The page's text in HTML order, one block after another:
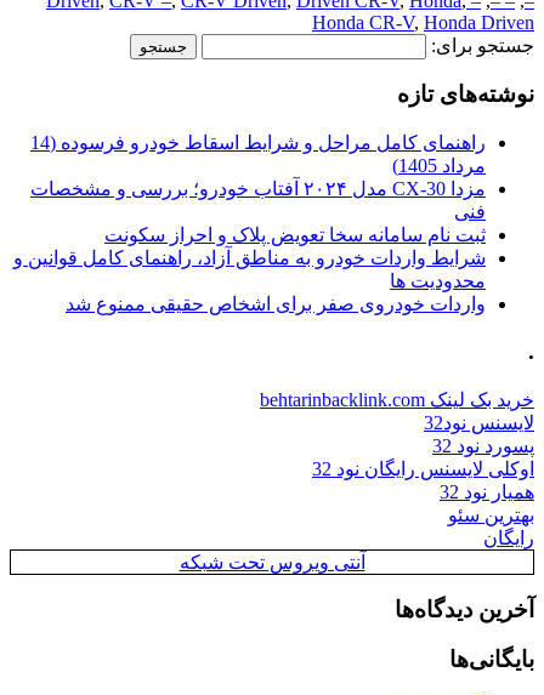
Honda CR-V, Honda Driven
جستجو برای:
نوشته‌های تازه
راهنمای کامل مراحل و شرایط اسقاط خودرو فرسوده (14
مرداد 1405)
مزدا CX-30 مدل ۲۰۲۴ آفتاب خودرو؛ بررسی و مشخصات
فنی
ثبت نام سامانه سخا تعویض پلاک و احراز سکونت
شرایط واردات خودرو به مناطق آزاد، راهنمای کامل قوانین و
محدودیت ها
واردات خودروی صفر برای اشخاص حقیقی ممنوع شد
.
خرید بک لینک behtarinbacklink.com
لایسنس نود32
پسورد نود 32
اوکلی لایسنس رایگان نود 32
همیار نود 32
بهترین سئو
رایگان
آنتی ویروس تحت شبکه
آخرین دیدگاه‌ها
بایگانی‌ها